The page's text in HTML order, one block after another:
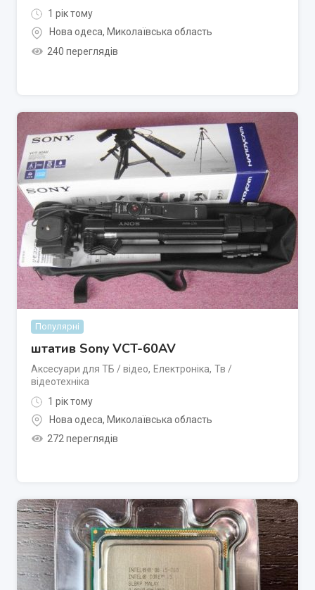
1 рік тому
Нова одеса, Миколаївська область
240 переглядів
Популярні
штатив Sony VCT-60AV
Аксесуари для ТБ / відео, Електроніка, Тв /
відеотехніка
1 рік тому
Нова одеса, Миколаївська область
272 переглядів